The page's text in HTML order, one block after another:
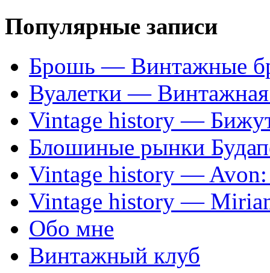
Популярные записи
Брошь — Винтажные
Вуалетки — Винтажная
Vintage history —
Блошиные рынки
Vintage history —
Vintage history —
Обо мне
Винтажный клуб